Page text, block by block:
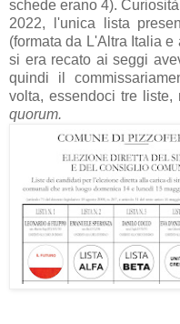
schede erano 4).
2022, l'unica lista
(formata da L'Altra Italia
si era recato ai seggi
quindi il
volta, essendoci tre
quorum.